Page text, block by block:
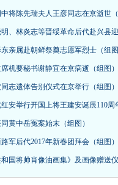
将陈先瑞夫人王彦同志在京逝世
、林炎志等晋绥革命后代赴兴县
亲属赴朝鲜祭奠志愿军烈士（组图
机要秘书谢静宜在京病逝（组图）
志遗体告别仪式在京举行（组图）
安举行开国上将王建安诞辰110周
黄中岳冤案始末（组图）
军后代2017年新春团拜会（组图）
国将帅肖像油画集》及画像赠送